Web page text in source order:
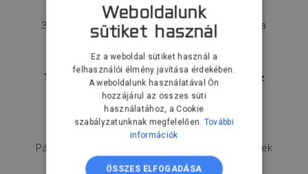
Kollaboratív, standard vagy egyedi?
3 hegesztőrobot megoldás összehasonlítása
Technológiai elszívók robotrendszerekhez
IMEX Filtertechnika
Aktuális pályázatokról ECCerűen
Pályázati lehetőség korszerű elszívórendszerek
beszerzéséhez
Weboldalunk
sütiket használ
Ez a weboldal sütiket használ a
felhasználói élmény javítása érdekében.
A weboldalunk használatával Ön
hozzájárul az összes süti
használatához, a Cookie
szabályzatunknak megfelelően. További
információk
ÖSSZES ELFOGADÁSA